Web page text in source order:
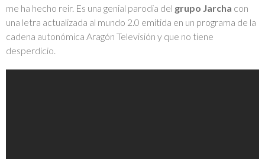
me ha hecho reir. Es una genial parodia del grupo Jarcha con
una letra actualizada al mundo 2.0 emitida en un programa de la
cadena autonómica Aragón Televisión y que no tiene
desperdicio.